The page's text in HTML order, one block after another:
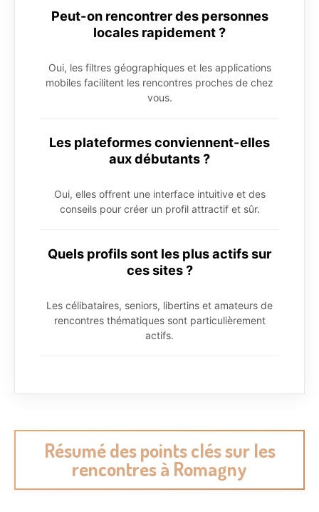
Peut-on rencontrer des personnes
locales rapidement ?
Oui, les filtres géographiques et les applications
mobiles facilitent les rencontres proches de chez
vous.
Les plateformes conviennent-elles
aux débutants ?
Oui, elles offrent une interface intuitive et des
conseils pour créer un profil attractif et sûr.
Quels profils sont les plus actifs sur
ces sites ?
Les célibataires, seniors, libertins et amateurs de
rencontres thématiques sont particulièrement
actifs.
Résumé des points clés sur les
rencontres à Romagny